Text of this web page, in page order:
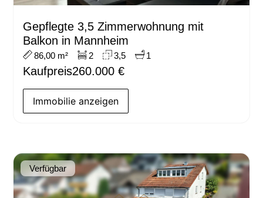
Gepflegte 3,5 Zimmerwohnung mit
Balkon in Mannheim
86,00 m² 2 3,5 1
Kaufpreis260.000 €
Immobilie anzeigen
Verfügbar